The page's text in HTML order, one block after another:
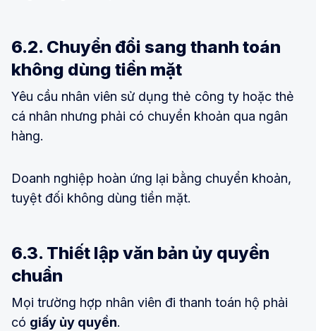
6.2. Chuyển đổi sang thanh toán
không dùng tiền mặt
Yêu cầu nhân viên sử dụng thẻ công ty hoặc thẻ
cá nhân nhưng phải có chuyển khoản qua ngân
hàng.
Doanh nghiệp hoàn ứng lại bằng chuyển khoản,
tuyệt đối không dùng tiền mặt.
6.3. Thiết lập văn bản ủy quyền
chuẩn
Mọi trường hợp nhân viên đi thanh toán hộ phải
có giấy ủy quyền.